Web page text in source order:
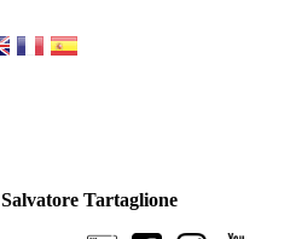
Salvatore Tartaglione